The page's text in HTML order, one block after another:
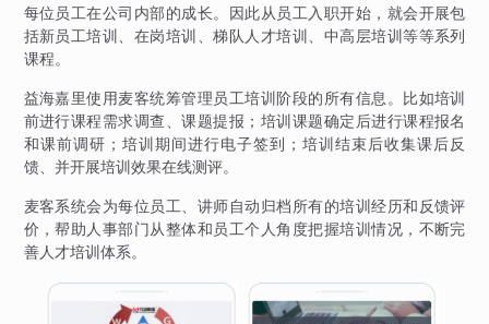
每位员工在公司内部的成长。因此从员工入职开始，就会开展包
括新员工培训、在岗培训、梯队人才培训、中高层培训等等系列
课程。
益海嘉里使用麦客统筹管理员工培训阶段的所有信息。比如培训
前进行课程需求调查、课题提报；培训课题确定后进行课程报名
和课前调研；培训期间进行电子签到；培训结束后收集课后反
馈、并开展培训效果在线测评。
麦客系统会为每位员工、讲师自动归档所有的培训经历和反馈评
价，帮助人事部门从整体和员工个人角度把握培训情况，不断完
善人才培训体系。